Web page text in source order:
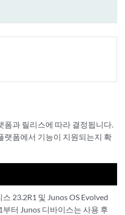
폼과 릴리스에 따라 결정됩니다.
랫폼에서 기능이 지원되는지 확
스 23.2R1 및 Junos OS Evolved
부터 Junos 디바이스는 사용 후